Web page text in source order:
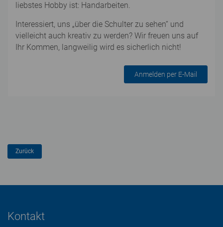
liebstes Hobby ist: Handarbeiten.
Interessiert, uns „über die Schulter zu sehen“ und
vielleicht auch kreativ zu werden? Wir freuen uns auf
Ihr Kommen, langweilig wird es sicherlich nicht!
Anmelden per E-Mail
Kontakt